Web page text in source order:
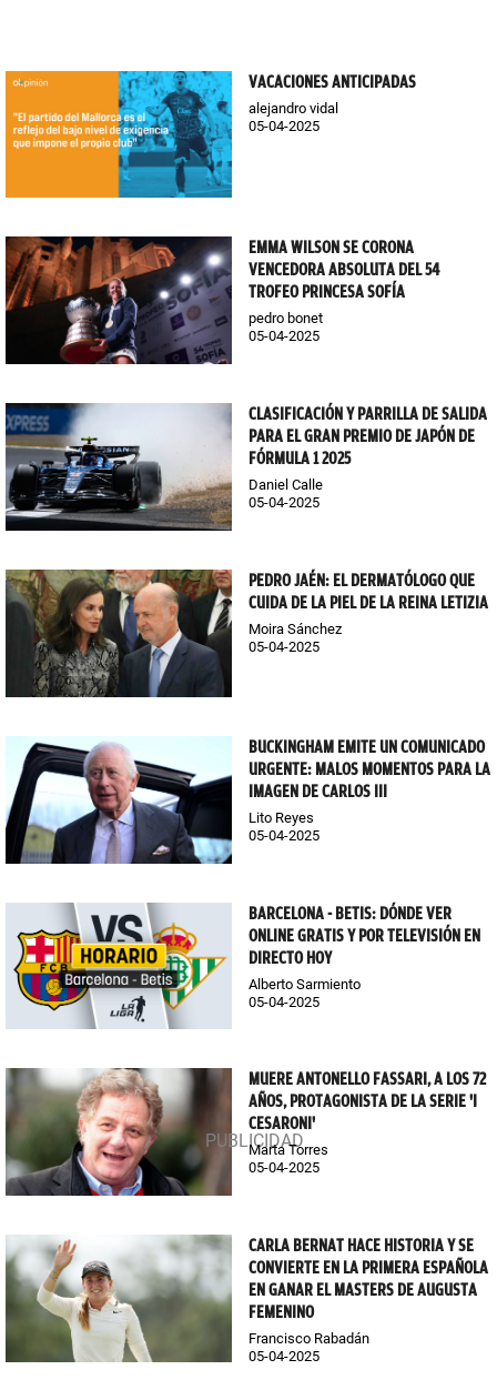
VACACIONES ANTICIPADAS
alejandro vidal
05-04-2025
EMMA WILSON SE CORONA
VENCEDORA ABSOLUTA DEL 54
TROFEO PRINCESA SOFÍA
pedro bonet
05-04-2025
CLASIFICACIÓN Y PARRILLA DE SALIDA
PARA EL GRAN PREMIO DE JAPÓN DE
FÓRMULA 1 2025
Daniel Calle
05-04-2025
PEDRO JAÉN: EL DERMATÓLOGO QUE
CUIDA DE LA PIEL DE LA REINA LETIZIA
Moira Sánchez
05-04-2025
BUCKINGHAM EMITE UN COMUNICADO
URGENTE: MALOS MOMENTOS PARA LA
IMAGEN DE CARLOS III
Lito Reyes
05-04-2025
BARCELONA - BETIS: DÓNDE VER
ONLINE GRATIS Y POR TELEVISIÓN EN
DIRECTO HOY
Alberto Sarmiento
05-04-2025
MUERE ANTONELLO FASSARI, A LOS 72
AÑOS, PROTAGONISTA DE LA SERIE 'I
CESARONI'
Marta Torres
05-04-2025
CARLA BERNAT HACE HISTORIA Y SE
CONVIERTE EN LA PRIMERA ESPAÑOLA
EN GANAR EL MASTERS DE AUGUSTA
FEMENINO
Francisco Rabadán
05-04-2025